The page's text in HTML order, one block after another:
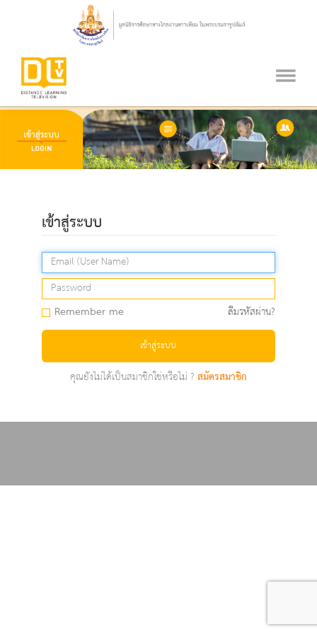
เข้าสู่ระบบ
Remember me ลืมรหัสผ่าน?
เข้าสู่ระบบ
คุณยังไม่ได้เป็นสมาชิกใช่หรือไม่ ?สมัครสมาชิก